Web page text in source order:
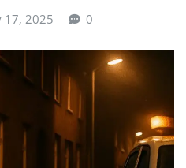
17, 2025 0